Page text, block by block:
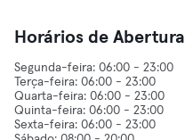
Horários de Abertura
Segunda-feira: 06:00 - 23:00
Terça-feira: 06:00 - 23:00
Quarta-feira: 06:00 - 23:00
Quinta-feira: 06:00 - 23:00
Sexta-feira: 06:00 - 23:00